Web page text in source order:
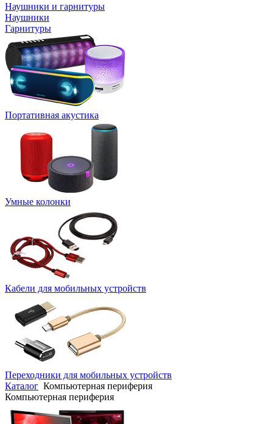
Наушники и гарнитуры
Наушники
Гарнитуры
Портативная акустика
Умные колонки
Кабели для мобильных устройств
Переходники для мобильных устройств
Каталог Компьютерная периферия
Компьютерная периферия